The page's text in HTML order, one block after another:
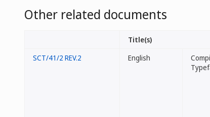
Other related documents
Title(s)
SCT/41/2 REV.2
English